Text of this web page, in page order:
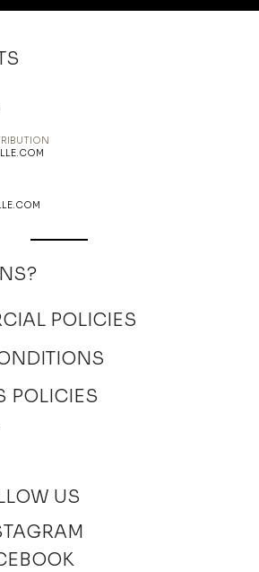
POLICIES
POLICIES
US